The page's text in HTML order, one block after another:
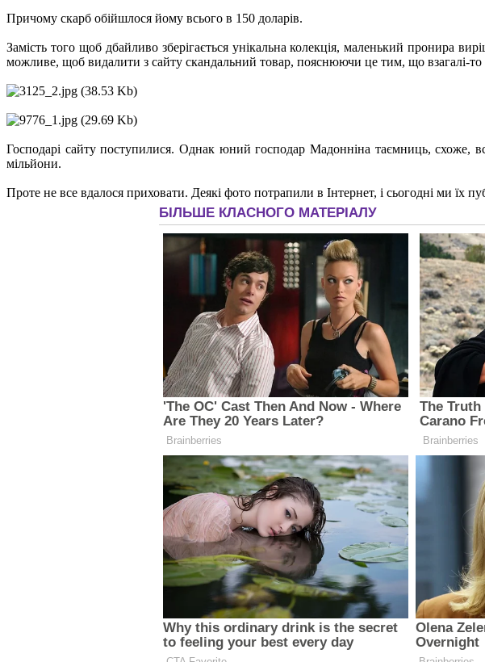
Причому скарб обійшлося йому всього в 150 доларів.
Замість того щоб дбайливо зберігається унікальна колекція, маленький пронира
можливе, щоб видалити з сайту скандальний товар, пояснюючи це тим, що взагалі-
Господарі сайту поступилися. Однак юний господар Мадонніна таємниць, схоже,
мільйони.
Проте не все вдалося приховати. Деякі фото потрапили в Інтернет, і сьогодні ми